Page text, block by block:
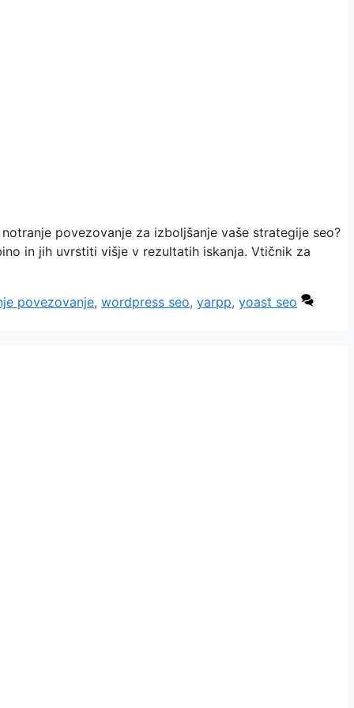
povezovanje za izboljšanje vaše strategije seo?
in jih uvrstiti višje v rezultatih iskanja. Vtičnik za
povezovanje, wordpress seo, yarpp, yoast seo